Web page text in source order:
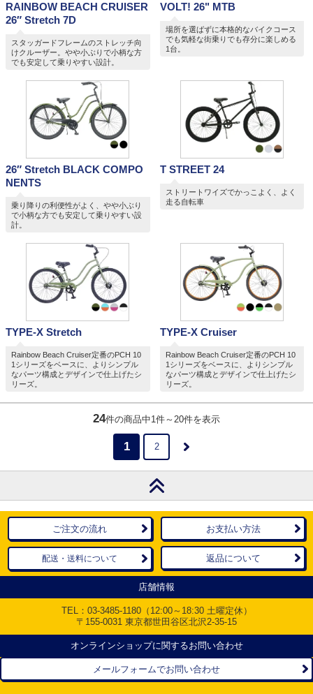
RAINBOW BEACH CRUISER
26″ Stretch 7D
スタッガードフレームのストレッチ向
けクルーザー。やや小ぶりで小柄な方
でも安定して乗りやすい設計。
VOLT! 26" MTB
場所を選ばずに本格的なバイクコース
でも気軽な街乗りでも存分に楽しめる
1台。
26″ Stretch BLACK COMPO
NENTS
乗り降りの利便性がよく、やや小ぶり
で小柄な方でも安定して乗りやすい設
計。
T STREET 24
ストリートワイズでかっこよく、よく
走る自転車
TYPE-X Stretch
Rainbow Beach Cruiser定番のPCH 10
1シリーズをベースに、よりシンプル
なパーツ構成とデザインで仕上げたシ
リーズ。
TYPE-X Cruiser
Rainbow Beach Cruiser定番のPCH 10
1シリーズをベースに、よりシンプル
なパーツ構成とデザインで仕上げたシ
リーズ。
24件の商品中1件～20件を表示
1 2
ご注文の流れ お支払い方法
配送・送料について 返品について
店舗情報
TEL： 03-3485-1180（12:00～18:30 土曜定休）
〒155-0031 東京都世田谷区北沢2-35-15
オンラインショップに関するお問い合わせ
メールフォームでお問い合わせ